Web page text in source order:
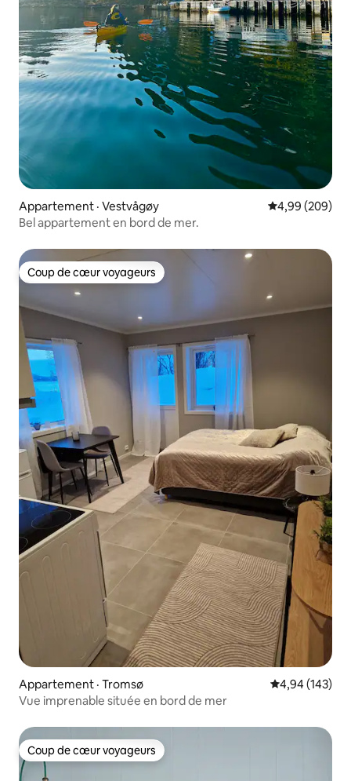
Appartement · Vestvågøy Note
4,99 (209)
Bel appartement en bord de mer.
Coup de cœur voyageurs
Coup de cœur voyageurs
Appartement · Tromsø Note
4,94 (143)
Vue imprenable située en bord de mer
Coup de cœur voyageurs
Coup de cœur voyageurs